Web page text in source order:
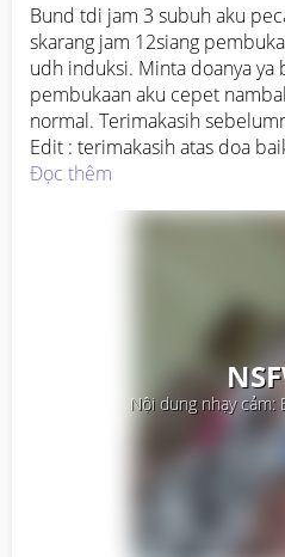
Bund tdi jam 3 subuh aku
skarang jam 12siang
udh induksi. Minta doanya
pembukaan aku cepet
normal. Terimakasih
Edit : terimakasih atas doa
sekalian, aku sudah
dan baby sehat
Đọc thêm
Nội dung nhạy cảm: